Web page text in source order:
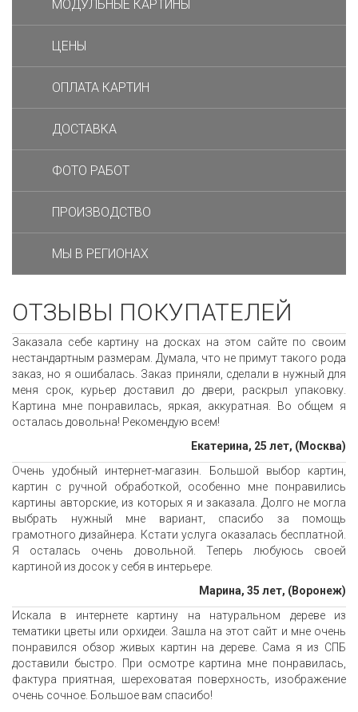
МОДУЛЬНЫЕ КАРТИНЫ
ЦЕНЫ
ОПЛАТА КАРТИН
ДОСТАВКА
ФОТО РАБОТ
ПРОИЗВОДСТВО
МЫ В РЕГИОНАХ
ОТЗЫВЫ ПОКУПАТЕЛЕЙ
Заказала себе картину на досках на этом сайте по своим
нестандартным размерам. Думала, что не примут такого рода
заказ, но я ошибалась. Заказ приняли, сделали в нужный для
меня срок, курьер доставил до двери, раскрыл упаковку.
Картина мне понравилась, яркая, аккуратная. Во общем я
осталась довольна! Рекомендую всем!
Екатерина, 25 лет, (Москва)
Очень удобный интернет-магазин. Большой выбор картин,
картин с ручной обработкой, особенно мне понравились
картины авторские, из которых я и заказала. Долго не могла
выбрать нужный мне вариант, спасибо за помощь
грамотного дизайнера. Кстати услуга оказалась бесплатной.
Я осталась очень довольной. Теперь любуюсь своей
картиной из досок у себя в интерьере.
Марина, 35 лет, (Воронеж)
Искала в интернете картину на натуральном дереве из
тематики цветы или орхидеи. Зашла на этот сайт и мне очень
понравился обзор живых картин на дереве. Сама я из СПБ
доставили быстро. При осмотре картина мне понравилась,
фактура приятная, шереховатая поверхность, изображение
очень сочное. Большое вам спасибо!